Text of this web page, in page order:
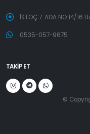
İSTOÇ 7. ADA NO:14/16
0535-057-9675
TAKİP ET
©